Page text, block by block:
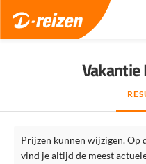
Vakantie
Prijzen kunnen wijzigen. Op
vind je altijd de meest